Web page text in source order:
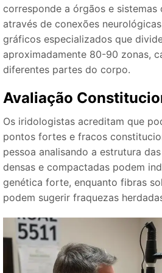
corresponde a órgãos e
através de conexões
gráficos especializados que
aproximadamente 80-90 zonas,
diferentes partes do corpo.
Avaliação
Os iridologistas acreditam que
pontos fortes e fracos
pessoa analisando a estrutura
densas e compactadas podem
genética forte, enquanto fibras
podem sugerir fraquezas